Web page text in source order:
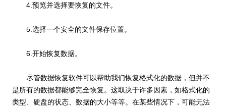
4.预览并选择要恢复的文件。
5.选择一个安全的文件保存位置。
6.开始恢复数据。
尽管数据恢复软件可以帮助我们恢复格式化的数据，但并不
是所有的数据都能够完全恢复。这取决于许多因素，如格式化的
类型、硬盘的状态、数据的大小等等。在某些情况下，可能无法